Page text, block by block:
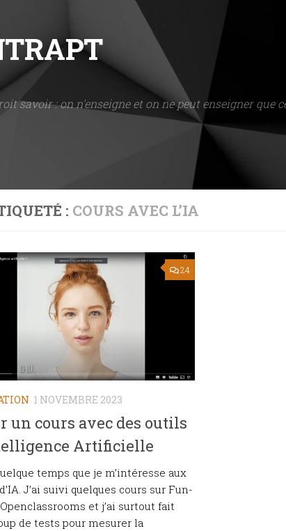
savoir : on n'enseigne et on ne peut enseigner que
: COURS AVEC L’IA
24
1 NOVEMBRE 2023
un cours avec des outils
Artificielle
temps que je m’intéresse aux
J’ai suivi quelques cours sur Fun-
et j’ai surtout fait
de tests pour mesurer la